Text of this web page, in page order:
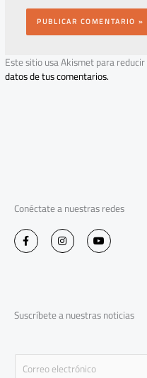
Este sitio usa Akismet para
datos de tus comentarios.
Conéctate a nuestras redes
F
a
c
-
f
I
n
s
m
Y
o
u
Suscríbete a nuestras noticias
E